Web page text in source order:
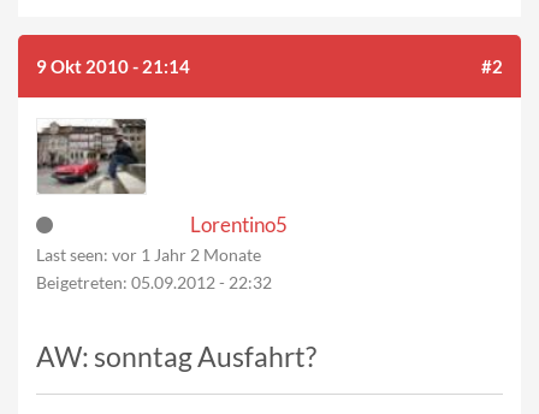
9 Okt 2010 - 21:14 #2
Lorentino5
Last seen: vor 1 Jahr 2 Monate
Beigetreten: 05.09.2012 - 22:32
AW: sonntag Ausfahrt?